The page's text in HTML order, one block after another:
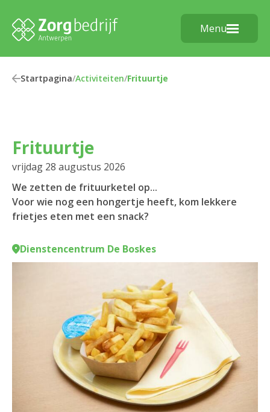
Menu
Startpagina/Activiteiten/Frituurtje
Frituurtje
vrijdag 28 augustus 2026
We zetten de frituurketel op...
Voor wie nog een hongertje heeft, kom lekkere
frietjes eten met een snack?
Dienstencentrum De Boskes